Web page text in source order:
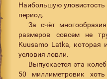
Наибольшую уловистость
период.
За счёт
размеров совсем не
Kuusamo Latka, которая
условия ловли.
Выпускается эта
50 миллиметровик